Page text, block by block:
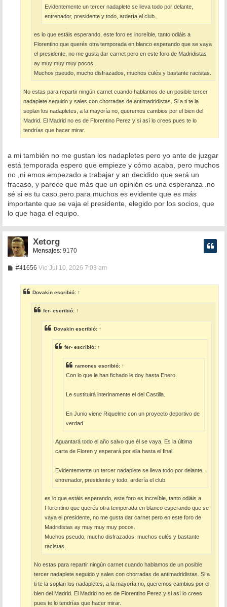
Evidentemente un tercer nadaplete se lleva todo por delante,
entrenador, presidente y todo, ardería el club.
es lo que estáis esperando, este foro es increíble, tanto odiáis a
Florentino que querés otra temporada en blanco esperando que se vaya
el presidente, no me gusta dar carnet pero en este foro de Madridistas
ay muy muy muy pocos.
Muchos pseudo, mucho disfrazados, muchos culés y bastante racistas.
No estas para repartir ningún carnet cuando hablamos de un posible tercer
nadaplete seguido y sales con chorradas de antimadridistas. Si a ti te la
soplan los nadapletes, a la mayoría no, queremos cambios por el bien del
Madrid. El Madrid no es de Florentino Perez y si así lo crees pues te lo
tendrías que hacer mirar.
a mi también no me gustan los nadapletes pero yo ante de juzgar
está temporada espero que empieze y cómo acaba, pero muchos
no ,ni emos empezado a trabajar y an decidido que será un
fracaso, y parece que más que un opinión es una esperanza .no
sé si es tu caso.pero.para muchos es evidente que es más
importante que se vaja el presidente, elegido por los socios, que
lo que haga el equipo.
Xetorg
Mensajes: 9170
#41656M
a
j
e
Vie Jul 10, 2026 7:03 am
Dovakin escribió: ↑
fer- escribió: ↑
Dovakin escribió: ↑
fer- escribió: ↑
ramones escribió: ↑
Con lo que le han fichado le doy hasta Enero.
Le sustituirá interinamente el del Castilla.
En Junio viene Riquelme con un proyecto deportivo de
verdad.
Aguantará todo el año salvo que él se vaya. Es la última
carta de Floren y esperará por ella hasta el final.
Evidentemente un tercer nadaplete se lleva todo por delante,
entrenador, presidente y todo, ardería el club.
es lo que estáis esperando, este foro es increíble, tanto odiáis a
Florentino que querés otra temporada en blanco esperando que se
vaya el presidente, no me gusta dar carnet pero en este foro de
Madridistas ay muy muy muy pocos.
Muchos pseudo, mucho disfrazados, muchos culés y bastante
racistas.
No estas para repartir ningún carnet cuando hablamos de un posible
tercer nadaplete seguido y sales con chorradas de antimadridistas. Si a
ti te la soplan los nadapletes, a la mayoría no, queremos cambios por el
bien del Madrid. El Madrid no es de Florentino Perez y si así lo crees
pues te lo tendrías que hacer mirar.